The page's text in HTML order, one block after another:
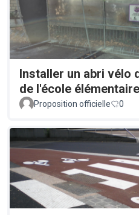
Installer un abri vélo
de l'école
Proposition officielle 0